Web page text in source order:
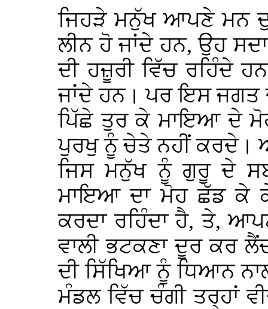
ਜਿਹੜੇ ਮਨੁੱਖ ਆਪਣੇ ਮਨ
ਲੀਨ ਹੋ ਜਾਂਦੇ ਹਨ, ਉਹ
ਦੀ ਹਜ਼ੂਰੀ ਵਿੱਚ ਰਹਿੰਦੇ
ਜਾਂਦੇ ਹਨ। ਪਰ ਇਸ
ਪਿੱਛੇ ਤੁਰ ਕੇ ਮਾਇਆ ਦੇ
ਪੁਰਖੁ ਨੂੰ ਚੇਤੇ ਨਹੀਂ ਕਰਦੇ।
ਜਿਸ ਮਨੁੱਖ ਨੂੰ ਗੁਰੂ ਦੇ
ਮਾਇਆ ਦਾ ਮੋਹ ਛੱਡ ਕੇ
ਕਰਦਾ ਰਹਿੰਦਾ ਹੈ, ਤੇ,
ਵਾਲੀ ਭਟਕਣਾ ਦੂਰ ਕਰ
ਦੀ ਸਿੱਖਿਆ ਨੂੰ ਧਿਆਨ
ਮੰਡਲ ਵਿੱਚ ਚੰਗੀ ਤਰ੍ਹਾਂ